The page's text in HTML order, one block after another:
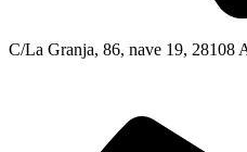
C/La Granja, 86, nave 19, 28108